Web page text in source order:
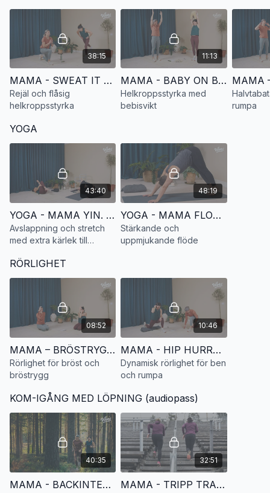
38:15
MAMA - SWEAT IT OUT. Rejäl och flåsig helkroppsstyrka
Rejäl och flåsig
helkroppsstyrka
11:13
MAMA - BABY ON BOARD 2. Helkroppsstyrka med bebisvikt
Helkroppsstyrka med
bebisvikt
rumpa
YOGA
43:40
YOGA - MAMA YIN. Avslappning och stretch med extra kärlek till ryggen
Avslappning och stretch
med extra kärlek till
48:19
YOGA - MAMA FLOW. Stärkande och uppmjukande flöde
Stärkande och
uppmjukande flöde
RÖRLIGHET
08:52
MAMA – BRÖSTRYGGSAKUTEN PT 3. Rörlighet för bröst och bröstrygg
Rörlighet för bröst och
bröstrygg
10:46
MAMA - HIP HURRA. Dynamisk rörlighet för ben och rumpa
Dynamisk rörlighet för ben
och rumpa
KOM-IGÅNG MED LÖPNING (audiopass)
40:35
MAMA - BACKINTERVALLER. Levla upp promenaderna i uppförsbacke
32:51
MAMA - TRIPP TRAPP INTERVALL. Uthållighet och benstyrka i trappa